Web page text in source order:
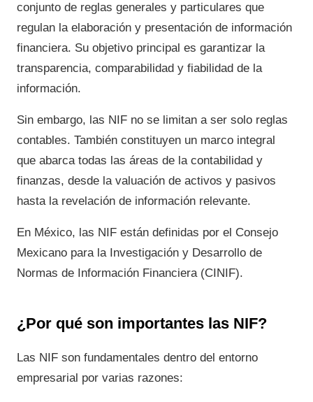
conjunto de reglas generales y particulares que
regulan la elaboración y presentación de información
financiera. Su objetivo principal es garantizar la
transparencia, comparabilidad y fiabilidad de la
información.
Sin embargo, las NIF no se limitan a ser solo reglas
contables. También constituyen un marco integral
que abarca todas las áreas de la contabilidad y
finanzas, desde la valuación de activos y pasivos
hasta la revelación de información relevante.
En México, las NIF están definidas por el Consejo
Mexicano para la Investigación y Desarrollo de
Normas de Información Financiera (CINIF).
¿Por qué son importantes las NIF?
Las NIF son fundamentales dentro del entorno
empresarial por varias razones: